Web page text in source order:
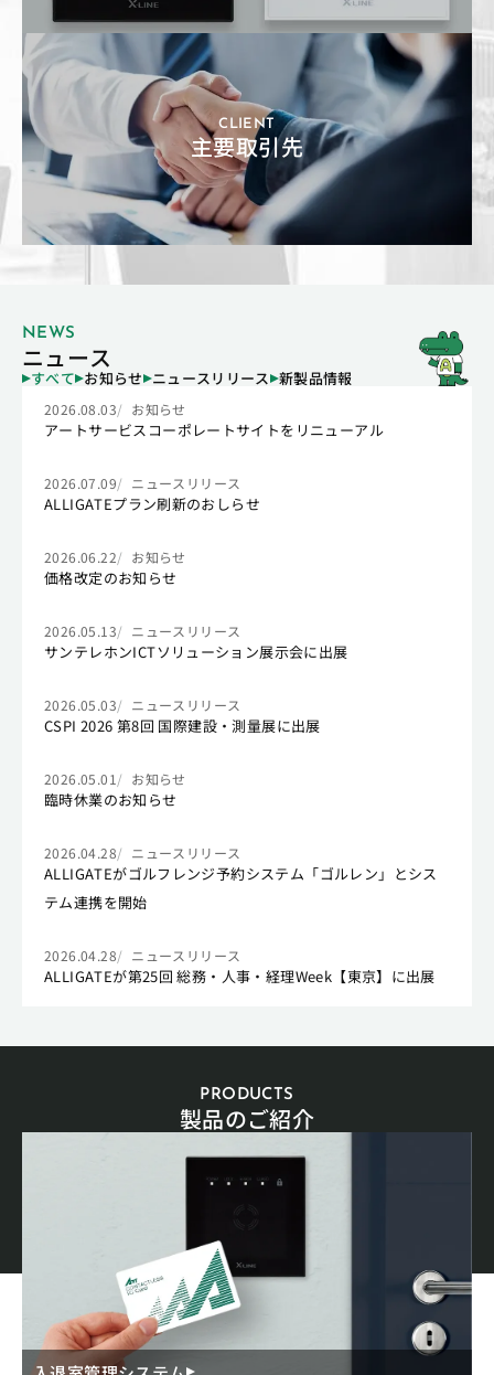
CLIENT
主要取引先
NEWS
ニュース
すべて お知らせ ニュースリリース 新製品情報
2026.08.03 お知らせ
アートサービスコーポレートサイトをリニューアル
2026.07.09 ニュースリリース
ALLIGATEプラン刷新のおしらせ
2026.06.22 お知らせ
価格改定のお知らせ
2026.05.13 ニュースリリース
サンテレホンICTソリューション展示会に出展
2026.05.03 ニュースリリース
CSPI 2026 第8回 国際建設・測量展に出展
2026.05.01 お知らせ
臨時休業のお知らせ
2026.04.28 ニュースリリース
ALLIGATEがゴルフレンジ予約システム「ゴルレン」とシス
テム連携を開始
2026.04.28 ニュースリリース
ALLIGATEが第25回 総務・人事・経理Week【東京】に出展
PRODUCTS
製品のご紹介